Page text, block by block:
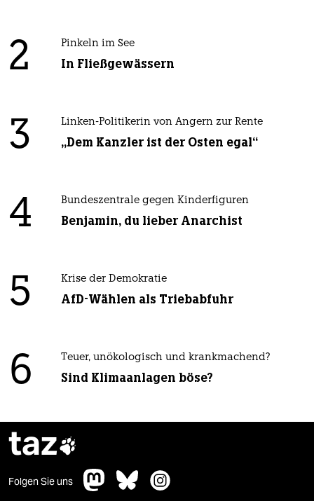
2 Pinkeln im See
In Fließgewässern
3 Linken-Politikerin von Angern zur Rente
„Dem Kanzler ist der Osten egal“
4 Bundeszentrale gegen Kinderfiguren
Benjamin, du lieber Anarchist
5 Krise der Demokratie
AfD-Wählen als Triebabfuhr
6 Teuer, unökologisch und krankmachend?
Sind Klimaanlagen böse?
taz
Folgen Sie uns